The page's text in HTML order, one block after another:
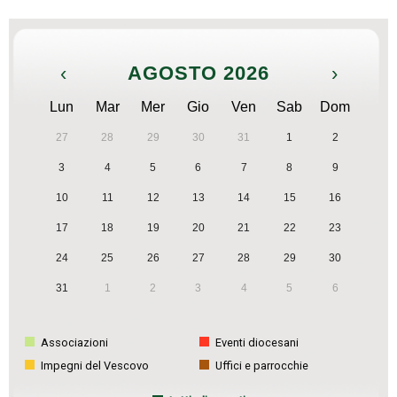
‹ AGOSTO 2026 ›
Lun Mar Mer Gio Ven Sab Dom
27 28 29 30 31 1 2
3 4 5 6 7 8 9
10 11 12 13 14 15 16
17 18 19 20 21 22 23
24 25 26 27 28 29 30
31 1 2 3 4 5 6
Associazioni
Eventi diocesani
Impegni del Vescovo
Uffici e parrocchie